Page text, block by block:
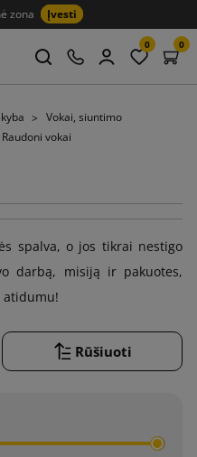
zona Įvesti
0 0
Vokai, siuntimo
Raudoni vokai
spalva, o jos tikrai nestigo
darbą, misiją ir pakuotes,
atidumu!
Rūšiuoti